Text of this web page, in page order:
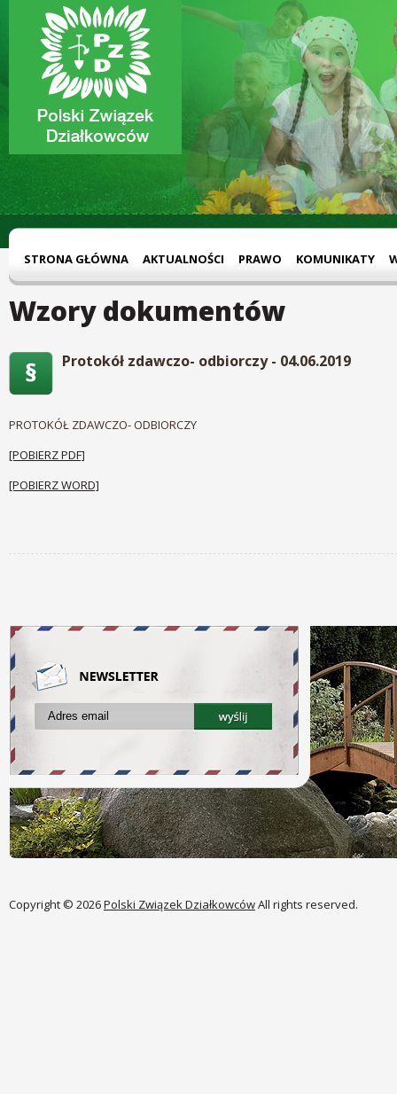
STRONA GŁÓWNA AKTUALNOŚCI PRAWO KOMUNIKATY
Wzory dokumentów
Protokół zdawczo- odbiorczy - 04.06.2019
PROTOKÓŁ ZDAWCZO- ODBIORCZY
[POBIERZ PDF]
[POBIERZ WORD]
Copyright © 2026Polski Związek DziałkowcówAll rights reserved.